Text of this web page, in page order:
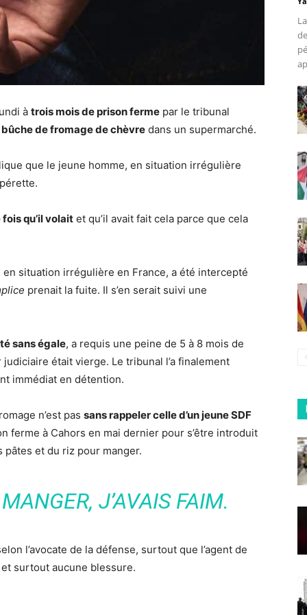
à trois mois de prison ferme par le tribunal
bûche de fromage de chèvre dans un supermarché.
que le jeune homme, en situation irrégulière
qu’il volait et qu’il avait fait cela parce que cela
situation irrégulière en France, a été intercepté
prenait la fuite. Il s’en serait suivi une
sans égale, a requis une peine de 5 à 8 mois de
était vierge. Le tribunal l’a finalement
immédiat en détention.
n’est pas sans rappeler celle d’un jeune SDF
ferme à Cahors en mai dernier pour s’être introduit
pâtes et du riz pour manger.
J’AVAIS FAIM.
l’avocate de la défense, surtout que l’agent de
surtout aucune blessure.